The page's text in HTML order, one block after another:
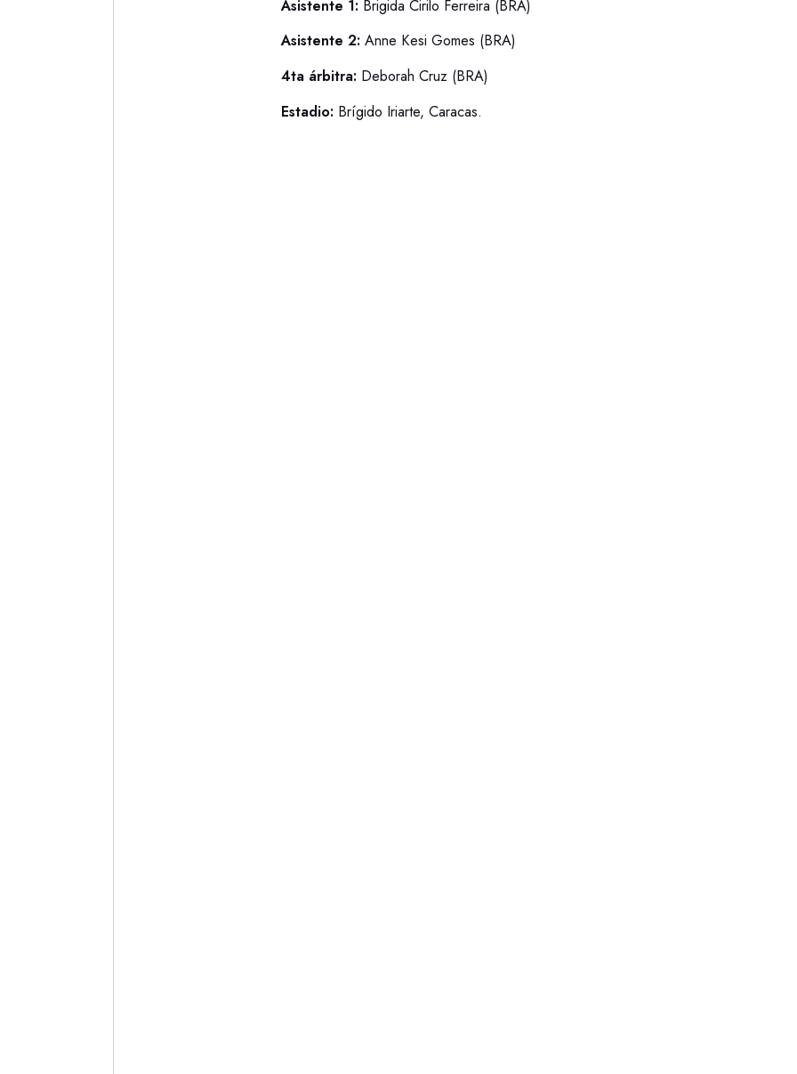
Asistente 1: Brigida Cirilo Ferreira (BRA)
Asistente 2: Anne Kesi Gomes (BRA)
4ta árbitra: Deborah Cruz (BRA)
Estadio: Brígido Iriarte, Caracas.